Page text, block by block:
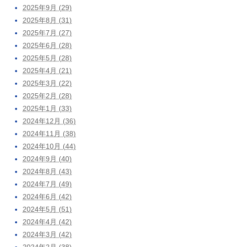
2025年9月 (29)
2025年8月 (31)
2025年7月 (27)
2025年6月 (28)
2025年5月 (28)
2025年4月 (21)
2025年3月 (22)
2025年2月 (28)
2025年1月 (33)
2024年12月 (36)
2024年11月 (38)
2024年10月 (44)
2024年9月 (40)
2024年8月 (43)
2024年7月 (49)
2024年6月 (42)
2024年5月 (51)
2024年4月 (42)
2024年3月 (42)